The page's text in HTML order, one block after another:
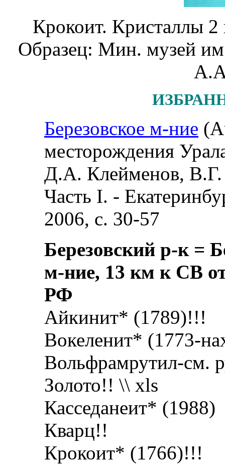
Крокоит. Кристаллы 2
Образец: Мин. музей
Березовское м-ние
месторождения
Д.А. Клейменов, В.Г.
Часть I. -
2006, с. 30-57
Березовский р-к =
м-ние, 13 км к СВ
РФ
Айкинит* (1789)!!!
Вокеленит* (1773-
Вольфрамрутил-см.
Золото!! \\ xls
Касседанеит* (1988)
Кварц!!
Крокоит* (1766)!!!